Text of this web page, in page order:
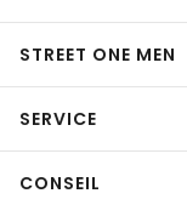
STREET ONE MEN
SERVICE
CONSEIL